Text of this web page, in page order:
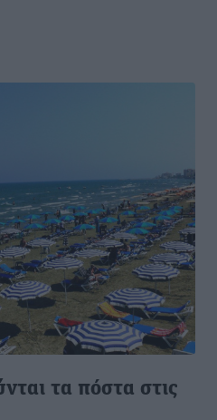
τα πόστα στις